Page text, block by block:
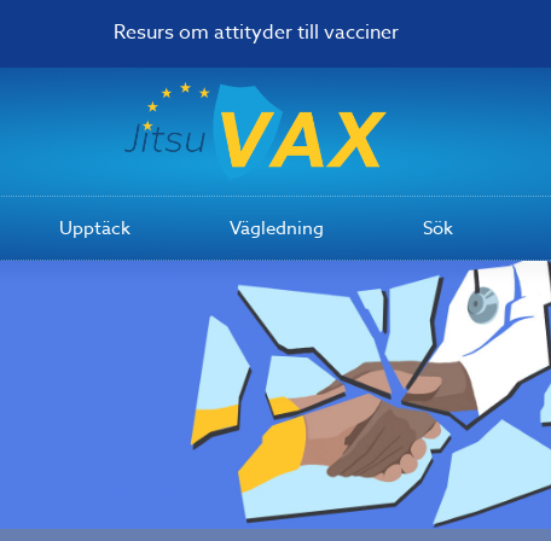
Resurs om attityder till vacciner
Upptäck Vägledning Sök